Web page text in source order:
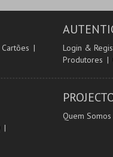
BORDEIRA
Cartões
Login &
Produtores
Quem Somos